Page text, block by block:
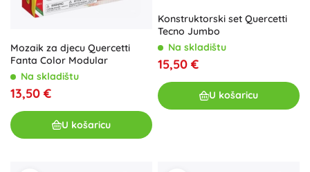
Mozaik za djecu Quercetti
Fanta Color Modular
Na skladištu
13,50 €
U košaricu
Konstruktorski set Quercetti
Tecno Jumbo
Na skladištu
15,50 €
U košaricu